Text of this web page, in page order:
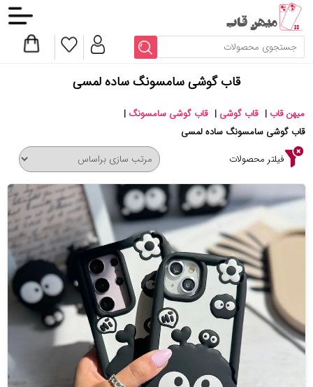
قاب گوشی سامسونگ ساده لمسی
میهن قاب | قاب گوشی | قاب گوشی سامسونگ |
قاب گوشی سامسونگ ساده لمسی
فیلتر محصولات